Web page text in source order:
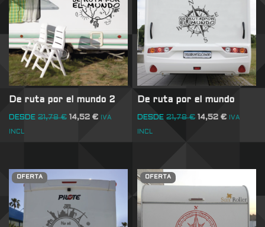
De ruta por el mundo 2
DESDE 21,78€ 14,52 € IVA
INCL
De ruta por el mundo
DESDE 21,78€ 14,52€ IVA
INCL
OFERTA OFERTA